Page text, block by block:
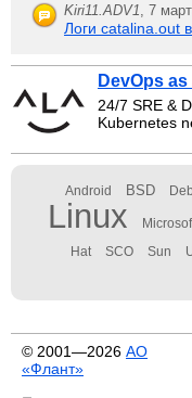
Kiri11.ADV1, 7
Логи catalina.out
DevOps
24/7 SRE &
Kubernetes
Android BSD
Linux
Hat SCO Sun
© 2001—2026 АО
«Флант»